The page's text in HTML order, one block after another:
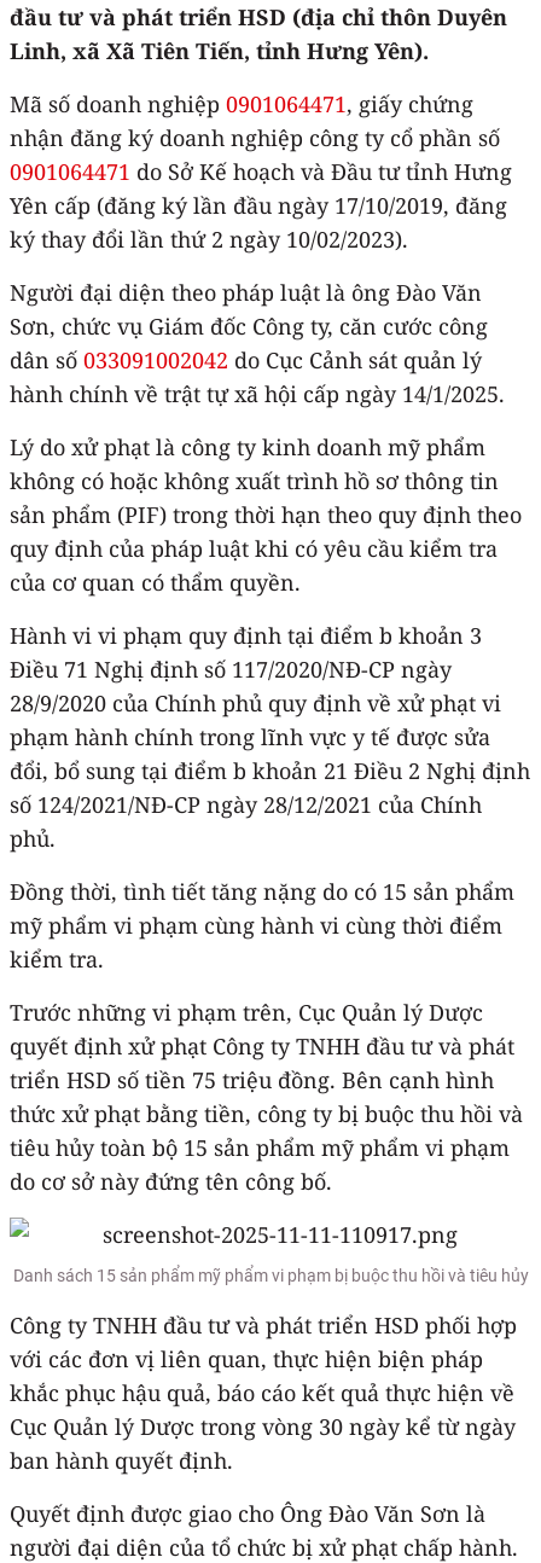
đầu tư và phát triển HSD (địa chỉ thôn Duyên
Linh, xã Xã Tiên Tiến, tỉnh Hưng Yên).
Mã số doanh nghiệp 0901064471, giấy chứng
nhận đăng ký doanh nghiệp công ty cổ phần số
0901064471 do Sở Kế hoạch và Đầu tư tỉnh Hưng
Yên cấp (đăng ký lần đầu ngày 17/10/2019, đăng
ký thay đổi lần thứ 2 ngày 10/02/2023).
Người đại diện theo pháp luật là ông Đào Văn
Sơn, chức vụ Giám đốc Công ty, căn cước công
dân số 033091002042 do Cục Cảnh sát quản lý
hành chính về trật tự xã hội cấp ngày 14/1/2025.
Lý do xử phạt là công ty kinh doanh mỹ phẩm
không có hoặc không xuất trình hồ sơ thông tin
sản phẩm (PIF) trong thời hạn theo quy định theo
quy định của pháp luật khi có yêu cầu kiểm tra
của cơ quan có thẩm quyền.
Hành vi vi phạm quy định tại điểm b khoản 3
Điều 71 Nghị định số 117/2020/NĐ-CP ngày
28/9/2020 của Chính phủ quy định về xử phạt vi
phạm hành chính trong lĩnh vực y tế được sửa
đổi, bổ sung tại điểm b khoản 21 Điều 2 Nghị định
số 124/2021/NĐ-CP ngày 28/12/2021 của Chính
phủ.
Đồng thời, tình tiết tăng nặng do có 15 sản phẩm
mỹ phẩm vi phạm cùng hành vi cùng thời điểm
kiểm tra.
Trước những vi phạm trên, Cục Quản lý Dược
quyết định xử phạt Công ty TNHH đầu tư và phát
triển HSD số tiền 75 triệu đồng. Bên cạnh hình
thức xử phạt bằng tiền, công ty bị buộc thu hồi và
tiêu hủy toàn bộ 15 sản phẩm mỹ phẩm vi phạm
do cơ sở này đứng tên công bố.
Danh sách 15 sản phẩm mỹ phẩm vi phạm bị buộc thu hồi và tiêu hủy
Công ty TNHH đầu tư và phát triển HSD phối hợp
với các đơn vị liên quan, thực hiện biện pháp
khắc phục hậu quả, báo cáo kết quả thực hiện về
Cục Quản lý Dược trong vòng 30 ngày kể từ ngày
ban hành quyết định.
Quyết định được giao cho Ông Đào Văn Sơn là
người đại diện của tổ chức bị xử phạt chấp hành.